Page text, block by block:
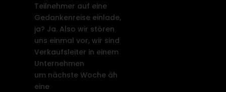
Teilnehmer auf eine
Gedankenreise einlade,
ja? Ja. Also wir stören
uns einmal vor, wir sind
Verkaufsleiter in einem
Unternehmen
um nächste Woche äh
eine